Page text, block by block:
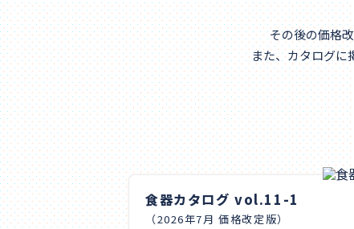
その後の価格
また、カタログに
食器カタログ vol.11-1
（2026年7月 価格改定版）